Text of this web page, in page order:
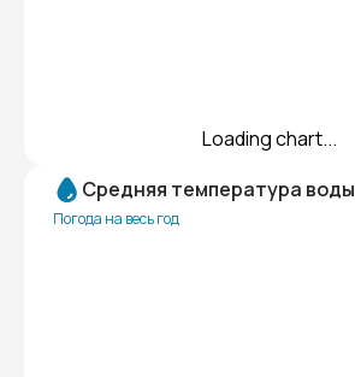
Loading chart...
Средняя температура воды
Погода на весь год